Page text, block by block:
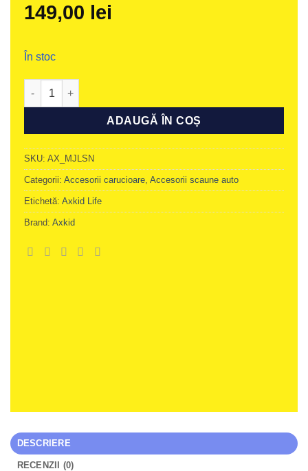
149,00 lei
În stoc
Cantitate Adaptor Axkid Life pentru scoica
ADAUGĂ ÎN COȘ
SKU: AX_MJLSN
Categorii: Accesorii carucioare, Accesorii scaune auto
Etichetă: Axkid Life
Brand: Axkid
DESCRIERE
RECENZII (0)